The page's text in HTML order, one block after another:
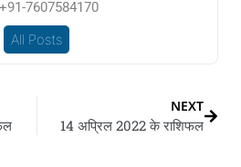
+91-7607584170
All Posts
NEXT
14 अप्रिल 2022 के राशिफल